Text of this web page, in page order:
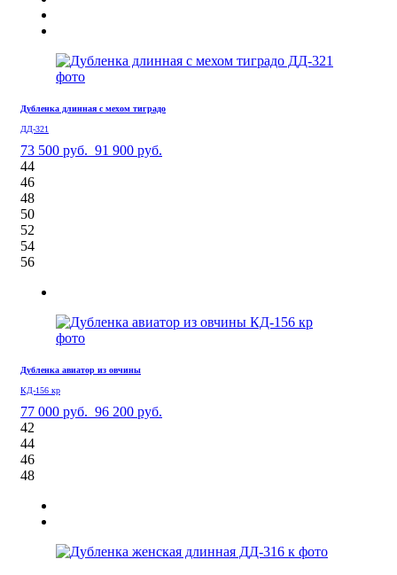
Дубленка длинная с мехом тиградо
ДД-321
73 500 руб. 91 900 руб.
44
46
48
50
52
54
56
Дубленка авиатор из овчины
КД-156 кр
77 000 руб. 96 200 руб.
42
44
46
48